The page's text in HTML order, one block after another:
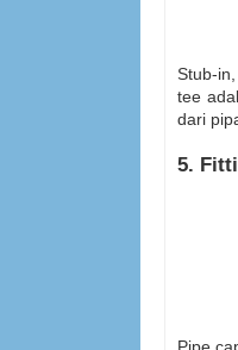
Stub-
tee
dari
5.